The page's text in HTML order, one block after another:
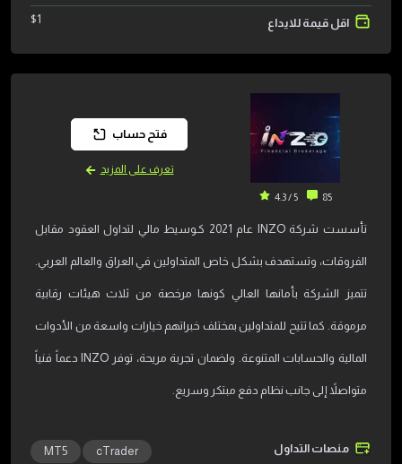
اقل قيمة للايداع $1
85
5 / 4.3
تأسست شركة INZO عام 2021 كـوسيط مالي لتداول العقود مقابل
الفروقات، وتستهدف بشكل خاص المتداولين في العراق والعالم العربي.
تتميز الشركة بأمانها العالي كونها مرخصة من ثلاث هيئات رقابية
مرموقة. كما تتيح للمتداولين بمختلف خبراتهم خيارات واسعة من الأدوات
المالية والحسابات المتنوعة. ولضمان تجربة مريحة، توفر INZO دعماً فنياً
متواصلاً إلى جانب نظام دفع مبتكر وسريع.
فتح حساب
تعرف على المزيد
منصات التداول cTrader
MT5